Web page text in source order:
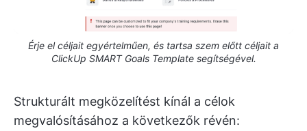
Érje el céljait egyértelműen, és tartsa szem előtt céljait a
ClickUp SMART Goals Template segítségével.
Strukturált megközelítést kínál a célok
megvalósításához a következők révén: